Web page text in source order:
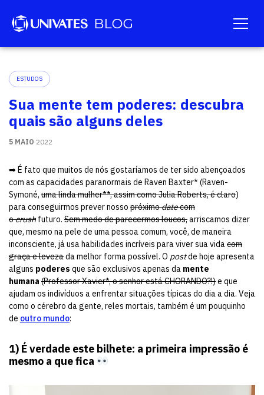
ESTUDOS
Sua mente tem poderes: descubra
quais são alguns deles
5 MAIO 2022
➡ É fato que muitos de nós gostaríamos de ter sido abençoados
com as capacidades paranormais de Raven Baxter* (Raven-
Symoné, uma linda mulher**, assim como Julia Roberts, é claro)
para conseguirmos prever nosso próximodatecom
ocrush futuro. Sem medo de parecermos loucos,arriscamos dizer
que, mesmo na pele de uma pessoa comum, você, de maneira
inconsciente, já usa habilidades incríveis para viver sua vidacom
graça e levezada melhor forma possível. O postde hoje apresenta
alguns poderes que são exclusivos apenas da mente
humana (Professor Xavier*, o senhor está CHORANDO?!)e que
ajudam os indivíduos a enfrentar situações típicas do dia a dia. Veja
como o cérebro da gente, reles mortais, também é um pouquinho
de outro mundo:
1) É verdade este bilhete: a primeira impressão é
mesmo a que fica